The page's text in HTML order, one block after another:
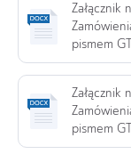
Załącznik
pismem
Załącznik
pismem